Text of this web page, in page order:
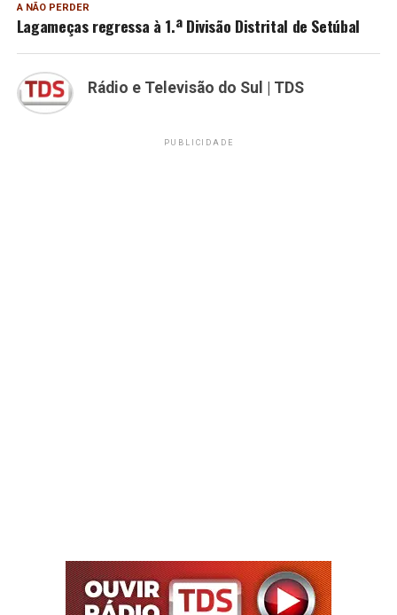
A NÃO PERDER
Lagameças regressa à 1.ª Divisão Distrital de Setúbal
Rádio e Televisão do Sul | TDS
PUBLICIDADE